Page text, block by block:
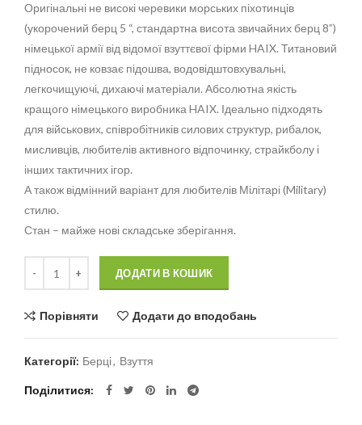
Оригінальні не високі черевики морських піхотинців
(укорочений берц 5 “, стандартна висота звичайних берц 8”)
німецької армії від відомої взуттєвої фірми HAIX. Титановий
підносок, не ковзає підошва, водовідштовхувальні,
легкочищуючі, дихаючі матеріали. Абсолютна якість
кращого німецького виробника HAIX. Ідеально підходять
для військових, співробітників силових структур, рибалок,
мисливців, любителів активного відпочинку, страйкболу і
інших тактичних ігор.
А також відмінний варіант для любителів Мілітарі (Military)
стилю.
Стан – майже нові складське зберігання.
ДОДАТИ В КОШИК
Порівняти Додати до вподобань
Категорії: Берці, Взуття
Поділитися